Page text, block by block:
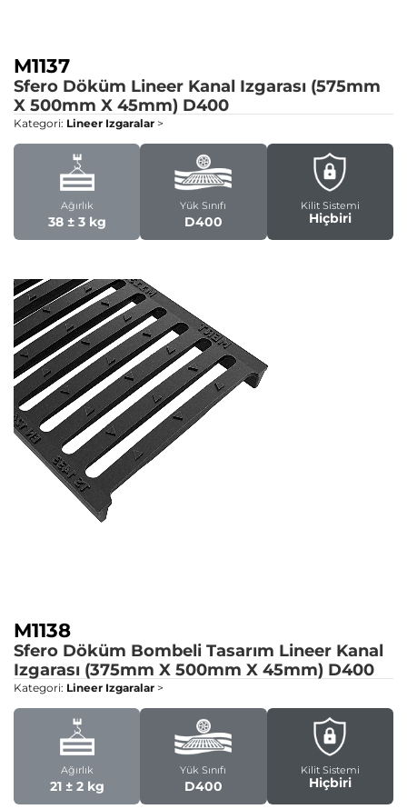
M1137
Sfero Döküm Lineer Kanal Izgarası (575mm
X 500mm X 45mm) D400
Kategori: Lineer Izgaralar >
Ağırlık
38 ± 3 kg
Yük Sınıfı
D400
Kilit Sistemi
Hiçbiri
M1138
Sfero Döküm Bombeli Tasarım Lineer Kanal
Izgarası (375mm X 500mm X 45mm) D400
Kategori: Lineer Izgaralar >
Ağırlık
21 ± 2 kg
Yük Sınıfı
D400
Kilit Sistemi
Hiçbiri